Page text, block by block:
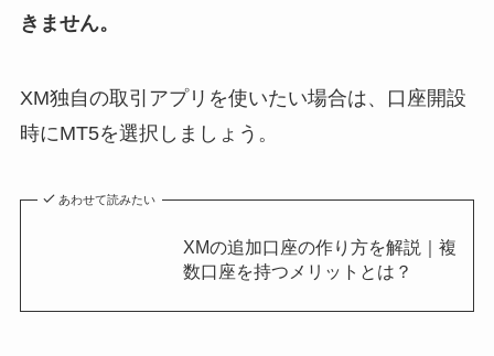
きません。
XM独自の取引アプリを使いたい場合は、口座開設
時にMT5を選択しましょう。
あわせて読みたい
XMの追加口座の作り方を解説｜複
数口座を持つメリットとは？